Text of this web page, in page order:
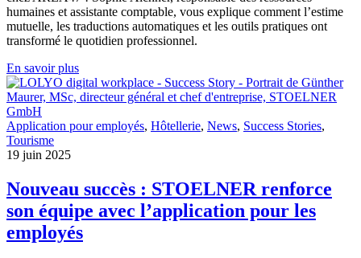
humaines et assistante comptable, vous explique comment l’estime
mutuelle, les traductions automatiques et les outils pratiques ont
transformé le quotidien professionnel.
En savoir plus
Application pour employés, Hôtellerie, News, Success Stories,
Tourisme
19 juin 2025
Nouveau succès : STOELNER renforce
son équipe avec l’application pour les
employés